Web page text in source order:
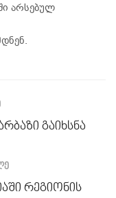
არსებულ
გაიხსნა
რეგიონის